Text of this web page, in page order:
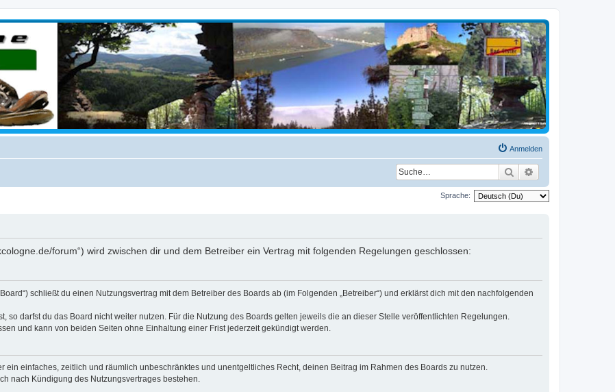
Anmelden
Suche
Sprache:
forum“) wird zwischen dir und dem Betreiber ein Vertrag mit folgenden Regelungen geschlossen:
schließt du einen Nutzungsvertrag mit dem Betreiber des Boards ab (im Folgenden „Betreiber“) und erklärst dich mit den nachfolgenden
so darfst du das Board nicht weiter nutzen. Für die Nutzung des Boards gelten jeweils die an dieser Stelle veröffentlichten Regelungen.
und kann von beiden Seiten ohne Einhaltung einer Frist jederzeit gekündigt werden.
ein einfaches, zeitlich und räumlich unbeschränktes und unentgeltliches Recht, deinen Beitrag im Rahmen des Boards zu nutzen.
nach Kündigung des Nutzungsvertrages bestehen.